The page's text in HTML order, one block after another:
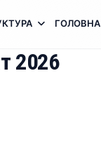
ГОЛОВНА
2026